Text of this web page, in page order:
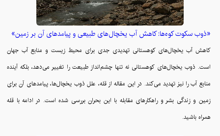
«ذوب سکوت کوه‌ها: کاهش آب یخچال‌های طبیعی و پیامدهای آن بر زمین»
کاهش آب یخچال‌های کوهستانی تهدیدی جدی برای محیط زیست و منابع آب جهان
است. ذوب یخچال‌های کوهستانی نه تنها چشم‌انداز طبیعت را تغییر می‌دهد، بلکه آینده
منابع آب را نیز تهدید می‌کند. در این مقاله از قله، علل ذوب یخچال‌ها، پیامدهای آن برای
زمین و زندگی بشر و راهکارهای مقابله با این بحران بررسی شده است. در ادامه با قله
همراه باشید.